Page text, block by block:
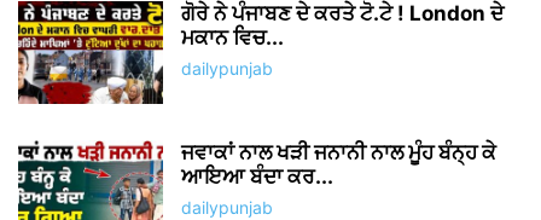
ਗੋਰੇ ਨੇ ਪੰਜਾਬਣ ਦੇ ਕਰਤੇ ਟੋ.ਟੇ ! London ਦੇ
ਮਕਾਨ ਵਿਚ...
dailypunjab
ਜਵਾਕਾਂ ਨਾਲ ਖੜੀ ਜਨਾਨੀ ਨਾਲ ਮੂੰਹ ਬੰਨ੍ਹ ਕੇ
ਆਇਆ ਬੰਦਾ ਕਰ...
dailypunjab